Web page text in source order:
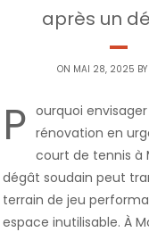
après un
ON MAI 28, 2025 BY
P ourquoi
rénovation en
court de tennis à
dégât soudain peut
terrain de jeu
espace inutilisable. À